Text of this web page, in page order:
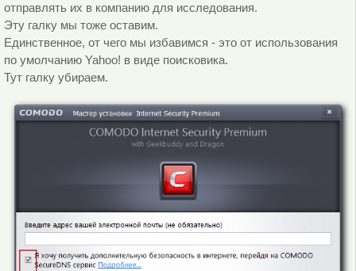
отправлять их в компанию для исследования.
Эту галку мы тоже оставим.
Единственное, от чего мы избавимся - это от использования
по умолчанию Yahoo! в виде поисковика.
Тут галку убираем.